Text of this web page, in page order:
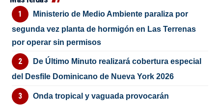
Ministerio de Medio Ambiente paraliza por
segunda vez planta de hormigón en Las Terrenas
por operar sin permisos
De Último Minuto realizará cobertura especial
del Desfile Dominicano de Nueva York 2026
Onda tropical y vaguada provocarán